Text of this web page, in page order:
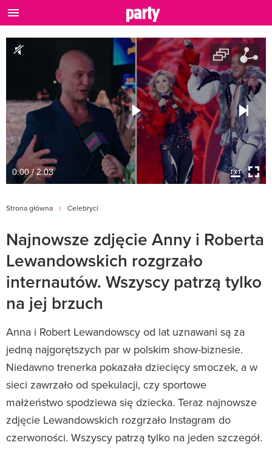
0:00 / 2:03
Strona główna Celebryci
Najnowsze zdjęcie Anny i Roberta
Lewandowskich rozgrzało
internautów. Wszyscy patrzą tylko
na jej brzuch
Anna i Robert Lewandowscy od lat uznawani są za
jedną najgorętszych par w polskim show-biznesie.
Niedawno trenerka pokazała dziecięcy smoczek, a w
sieci zawrzało od spekulacji, czy sportowe
małżeństwo spodziewa się dziecka. Teraz najnowsze
zdjęcie Lewandowskich rozgrzało Instagram do
czerwoności. Wszyscy patrzą tylko na jeden szczegół.